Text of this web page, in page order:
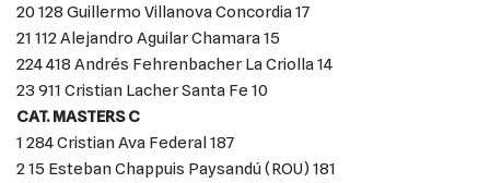
20 128 Guillermo Villanova Concordia 17
21 112 Alejandro Aguilar Chamara 15
224 418 Andrés Fehrenbacher La Criolla 14
23 911 Cristian Lacher Santa Fe 10
CAT. MASTERS C
1 284 Cristian Ava Federal 187
2 15 Esteban Chappuis Paysandú (ROU) 181